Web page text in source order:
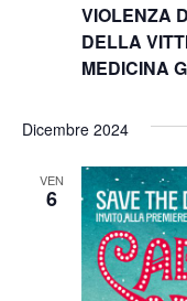
VIOLENZA
DELLA
MEDICINA
Dicembre 2024
VEN
6